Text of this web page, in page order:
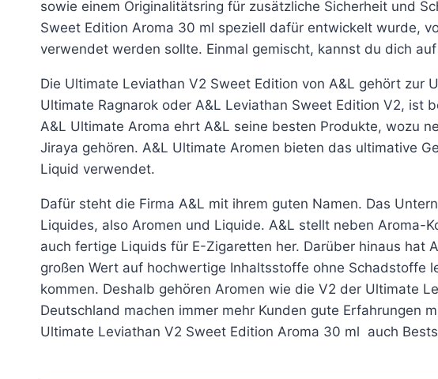
sowie einem Originalitätsring für zusätzliche Sicherheit und
Sweet Edition Aroma 30 ml speziell dafür entwickelt wurde,
verwendet werden sollte. Einmal gemischt, kannst du dich
Die Ultimate Leviathan V2 Sweet Edition von A&L gehört zur
Ultimate Ragnarok oder A&L Leviathan Sweet Edition V2,
A&L Ultimate Aroma ehrt A&L seine besten Produkte, wozu
Jiraya gehören. A&L Ultimate Aromen bieten das ultimative
Liquid verwendet.
Dafür steht die Firma A&L mit ihrem guten Namen. Das
Liquides, also Aromen und Liquide. A&L stellt neben Aroma-
auch fertige Liquids für E-Zigaretten her. Darüber hinaus hat
großen Wert auf hochwertige Inhaltsstoffe ohne Schadstoffe
kommen. Deshalb gehören Aromen wie die V2 der Ultimate
Deutschland machen immer mehr Kunden gute Erfahrungen
Ultimate Leviathan V2 Sweet Edition Aroma 30 ml auch